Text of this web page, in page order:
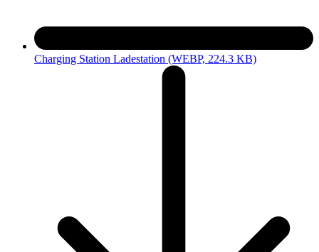
Charging Station Ladestation (WEBP, 224.3 KB)